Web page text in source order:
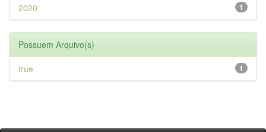
1
2020
Possuem Arquivo(s)
1
true